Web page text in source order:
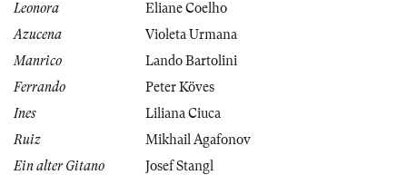
Leonora
Eliane Coelho
Azucena
Violeta Urmana
Manrico
Lando Bartolini
Ferrando
Peter Köves
Ines
Liliana Ciuca
Ruiz
Mikhail Agafonov
Ein alter Gitano
Josef Stangl